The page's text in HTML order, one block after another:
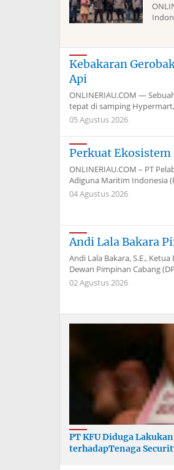
Kebakaran
Api
ONLINERIAU.COM —
tepat di samping
05 Agustus 2026
Perkuat
ONLINERIAU.COM – PT
Adiguna Maritim Indonesia
04 Agustus 2026
Andi Lala Bakara
Andi Lala Bakara, S.E.,
Dewan Pimpinan Cabang
02 Agustus 2026
PT KFU Diduga
terhadapTenaga